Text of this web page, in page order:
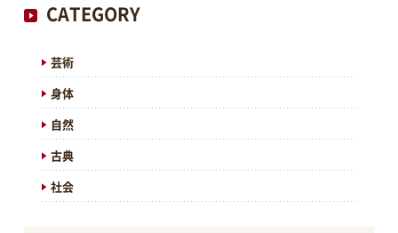
CATEGORY
芸術
身体
自然
古典
社会